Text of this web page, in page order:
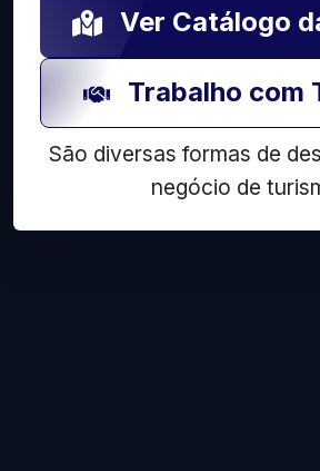
Ver Catálogo
Trabalho com
São diversas formas de
negócio de